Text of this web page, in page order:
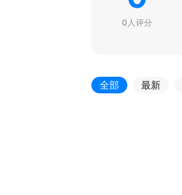
0人评分
全部 最新